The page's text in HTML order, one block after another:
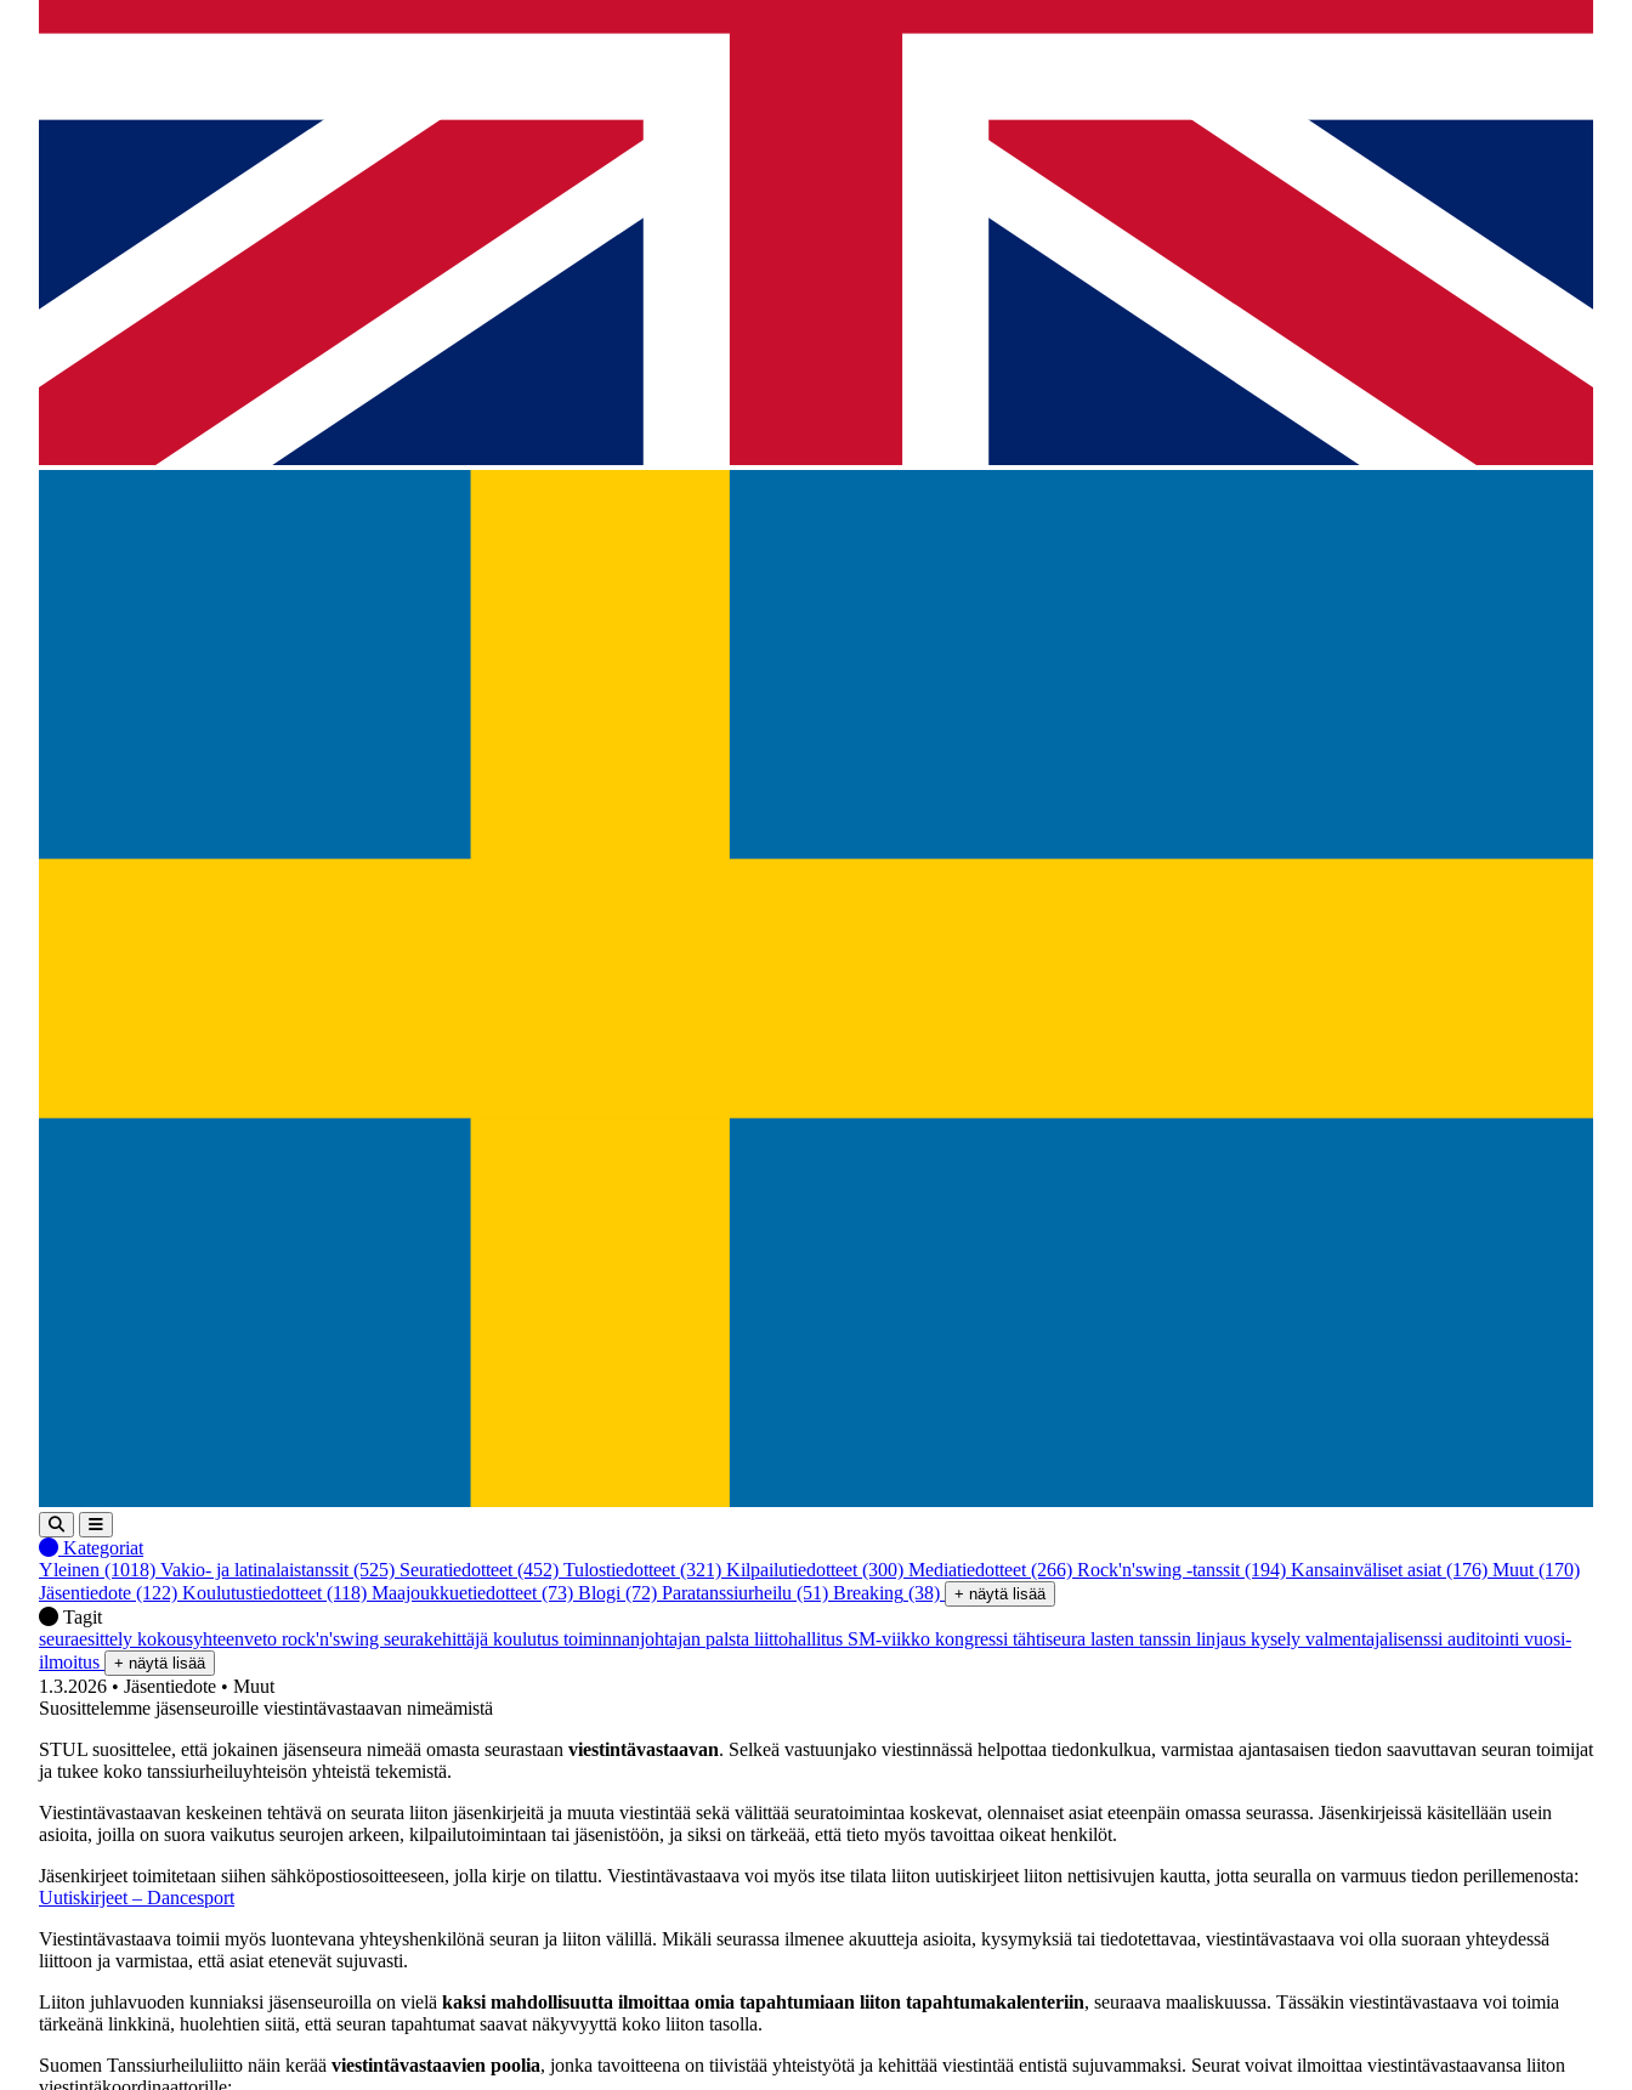
Kategoriat
Yleinen (1018) Vakio- ja latinalaistanssit (525) Seuratiedotteet (452) Tulostiedotteet (321) Kilpailutiedotteet (300) Mediatiedotteet (266) Rock'n'swing -tanssit (194) Kansainväliset asiat (176) Muut (170)
Jäsentiedote (122) Koulutustiedotteet (118) Maajoukkuetiedotteet (73) Blogi (72) Paratanssiurheilu (51) Breaking (38) + näytä lisää
Tagit
seuraesittely kokousyhteenveto rock'n'swing seurakehittäjä koulutus toiminnanjohtajan palsta liittohallitus SM-viikko kongressi tähtiseura lasten tanssin linjaus kysely valmentajalisenssi auditointi vuosi-
ilmoitus
+ näytä lisää
1.3.2026 • Jäsentiedote • Muut
Suosittelemme jäsenseuroille viestintävastaavan nimeämistä
STUL suosittelee, että jokainen jäsenseura nimeää omasta seurastaan viestintävastaavan. Selkeä vastuunjako viestinnässä helpottaa tiedonkulkua, varmistaa ajantasaisen tiedon saavuttavan seuran toimijat
ja tukee koko tanssiurheiluyhteisön yhteistä tekemistä.
Viestintävastaavan keskeinen tehtävä on seurata liiton jäsenkirjeitä ja muuta viestintää sekä välittää seuratoimintaa koskevat, olennaiset asiat eteenpäin omassa seurassa. Jäsenkirjeissä käsitellään usein
asioita, joilla on suora vaikutus seurojen arkeen, kilpailutoimintaan tai jäsenistöön, ja siksi on tärkeää, että tieto myös tavoittaa oikeat henkilöt.
Jäsenkirjeet toimitetaan siihen sähköpostiosoitteeseen, jolla kirje on tilattu. Viestintävastaava voi myös itse tilata liiton uutiskirjeet liiton nettisivujen kautta, jotta seuralla on varmuus tiedon perillemenosta:
Uutiskirjeet – Dancesport
Viestintävastaava toimii myös luontevana yhteyshenkilönä seuran ja liiton välillä. Mikäli seurassa ilmenee akuutteja asioita, kysymyksiä tai tiedotettavaa, viestintävastaava voi olla suoraan yhteydessä
liittoon ja varmistaa, että asiat etenevät sujuvasti.
Liiton juhlavuoden kunniaksi jäsenseuroilla on vielä kaksi mahdollisuutta ilmoittaa omia tapahtumiaan liiton tapahtumakalenteriin, seuraava maaliskuussa. Tässäkin viestintävastaava voi toimia
tärkeänä linkkinä, huolehtien siitä, että seuran tapahtumat saavat näkyvyyttä koko liiton tasolla.
Suomen Tanssiurheiluliitto näin kerää viestintävastaavien poolia, jonka tavoitteena on tiivistää yhteistyötä ja kehittää viestintää entistä sujuvammaksi. Seurat voivat ilmoittaa viestintävastaavansa liiton